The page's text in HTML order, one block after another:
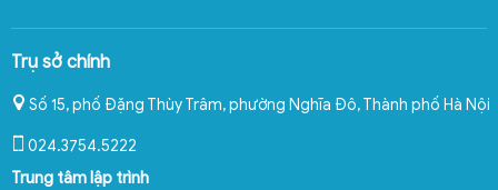
Trụ sở chính
Số 15, phố Đặng Thùy Trâm, phường Nghĩa Đô,Thành phố Hà Nội
024.3754.5222
Trung tâm lập trình